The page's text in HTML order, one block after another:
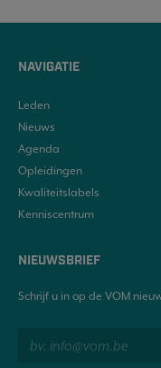
NAVIGATIE
Leden
Nieuws
Agenda
Opleidingen
Kwaliteitslabels
Kenniscentrum
NIEUWSBRIEF
Schrijf u in op de VOM